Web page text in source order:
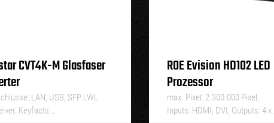
CVT4K-M Glasfaser
LAN, USB, SFP LWL
Keyfacts:…
ROE Evision HD102 LED
Prozessor
max. Pixel: 2.300.000 Pixel,
Inputs: HDMI, DVI, Outputs: 4